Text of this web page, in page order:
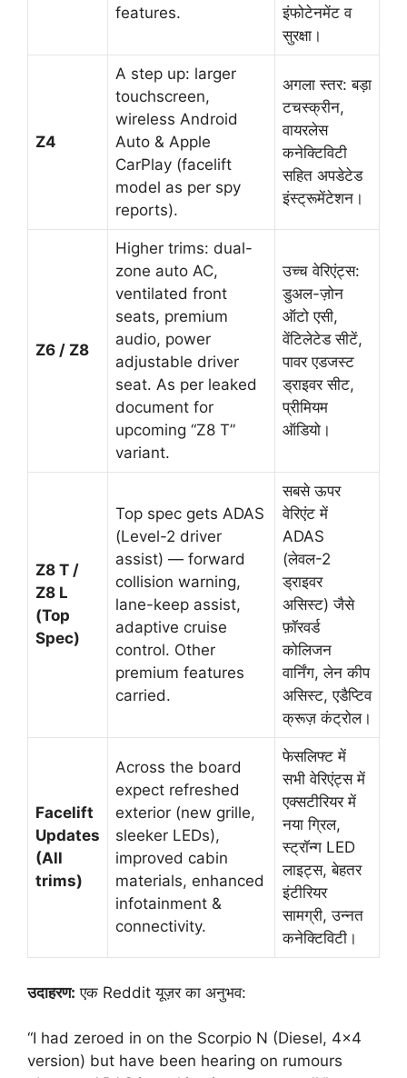
features.
इंफोटेनमेंट व
सुरक्षा।
Z4
A step up: larger
touchscreen,
wireless Android
Auto & Apple
CarPlay (facelift
model as per spy
reports).
अगला स्तर: बड़ा
टचस्क्रीन,
वायरलेस
कनेक्टिविटी
सहित अपडेटेड
इंस्ट्रूमेंटेशन।
Z6 / Z8
Higher trims: dual-
zone auto AC,
ventilated front
seats, premium
audio, power
adjustable driver
seat. As per leaked
document for
upcoming “Z8 T”
variant.
उच्च वेरिएंट्स:
डुअल-ज़ोन
ऑटो एसी,
वेंटिलेटेड सीटें,
पावर एडजस्ट
ड्राइवर सीट,
प्रीमियम
ऑडियो।
Z8 T /
Z8 L
(Top
Spec)
Top spec gets ADAS
(Level-2 driver
assist) — forward
collision warning,
lane-keep assist,
adaptive cruise
control. Other
premium features
carried.
सबसे ऊपर
वेरिएंट में
ADAS
(लेवल-2
ड्राइवर
असिस्ट) जैसे
फ़ॉरवर्ड
कोलिजन
वार्निंग, लेन कीप
असिस्ट, एडैप्टिव
क्रूज़ कंट्रोल।
Facelift
Updates
(All
trims)
Across the board
expect refreshed
exterior (new grille,
sleeker LEDs),
improved cabin
materials, enhanced
infotainment &
connectivity.
फेसलिफ्ट में
सभी वेरिएंट्स में
एक्सटीरियर में
नया ग्रिल,
स्ट्रॉन्ग LED
लाइट्स, बेहतर
इंटीरियर
सामग्री, उन्नत
कनेक्टिविटी।
उदाहरण: एक Reddit यूज़र का अनुभव:
“I had zeroed in on the Scorpio N (Diesel, 4×4
version) but have been hearing on rumours